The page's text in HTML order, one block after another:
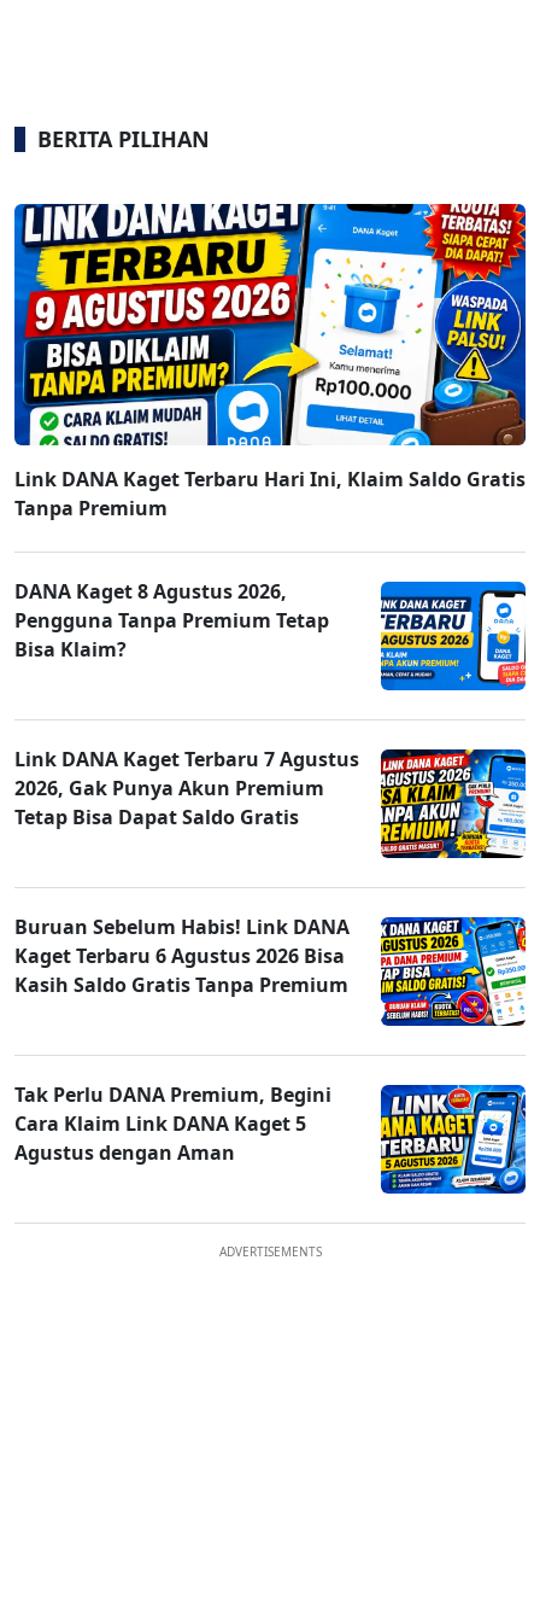
BERITA PILIHAN
Link DANA Kaget Terbaru Hari Ini, Klaim Saldo Gratis
Tanpa Premium
DANA Kaget 8 Agustus 2026,
Pengguna Tanpa Premium Tetap
Bisa Klaim?
Link DANA Kaget Terbaru 7 Agustus
2026, Gak Punya Akun Premium
Tetap Bisa Dapat Saldo Gratis
Buruan Sebelum Habis! Link DANA
Kaget Terbaru 6 Agustus 2026 Bisa
Kasih Saldo Gratis Tanpa Premium
Tak Perlu DANA Premium, Begini
Cara Klaim Link DANA Kaget 5
Agustus dengan Aman
ADVERTISEMENTS